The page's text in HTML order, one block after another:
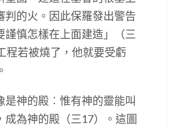
判的火。因此保羅發出警告
謹慎怎樣在上面建造」（三
程若被燒了，他就要受虧
神的殿︰惟有神的靈能叫
成為神的殿（三17）。這圖